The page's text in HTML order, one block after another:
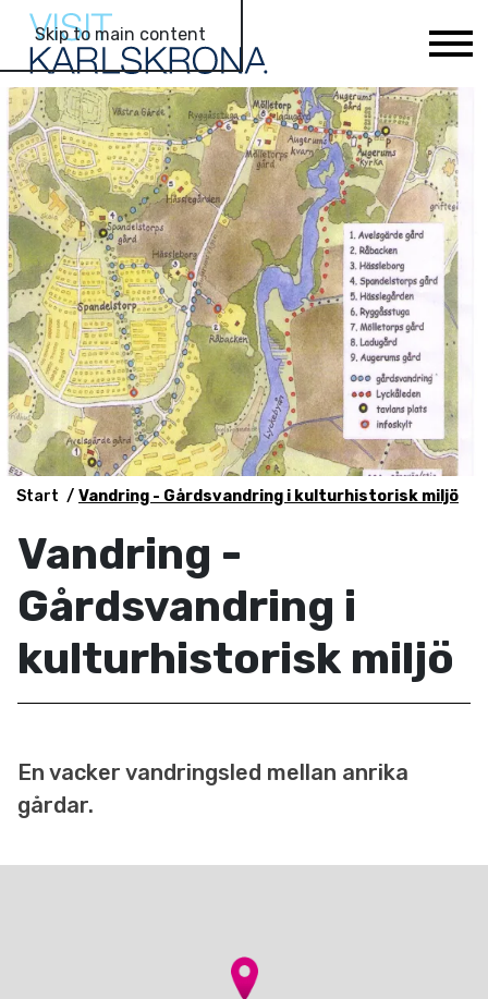
Skip to main content
Start Vandring - Gårdsvandring i kulturhistorisk miljö
Vandring -
Gårdsvandring i
kulturhistorisk miljö
En vacker vandringsled mellan anrika
gårdar.